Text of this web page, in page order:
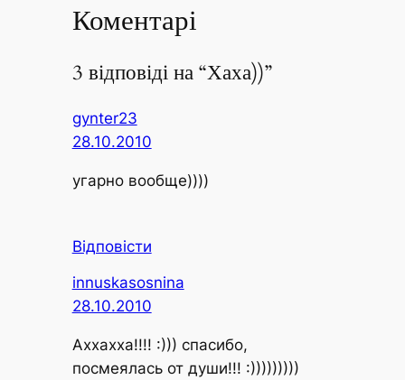
Коментарі
3 відповіді на “Хаха))”
gynter23
28.10.2010
угарно вообще))))
Відповісти
innuskasosnina
28.10.2010
Аххахха!!!! :))) спасибо,
посмеялась от души!!! :)))))))))